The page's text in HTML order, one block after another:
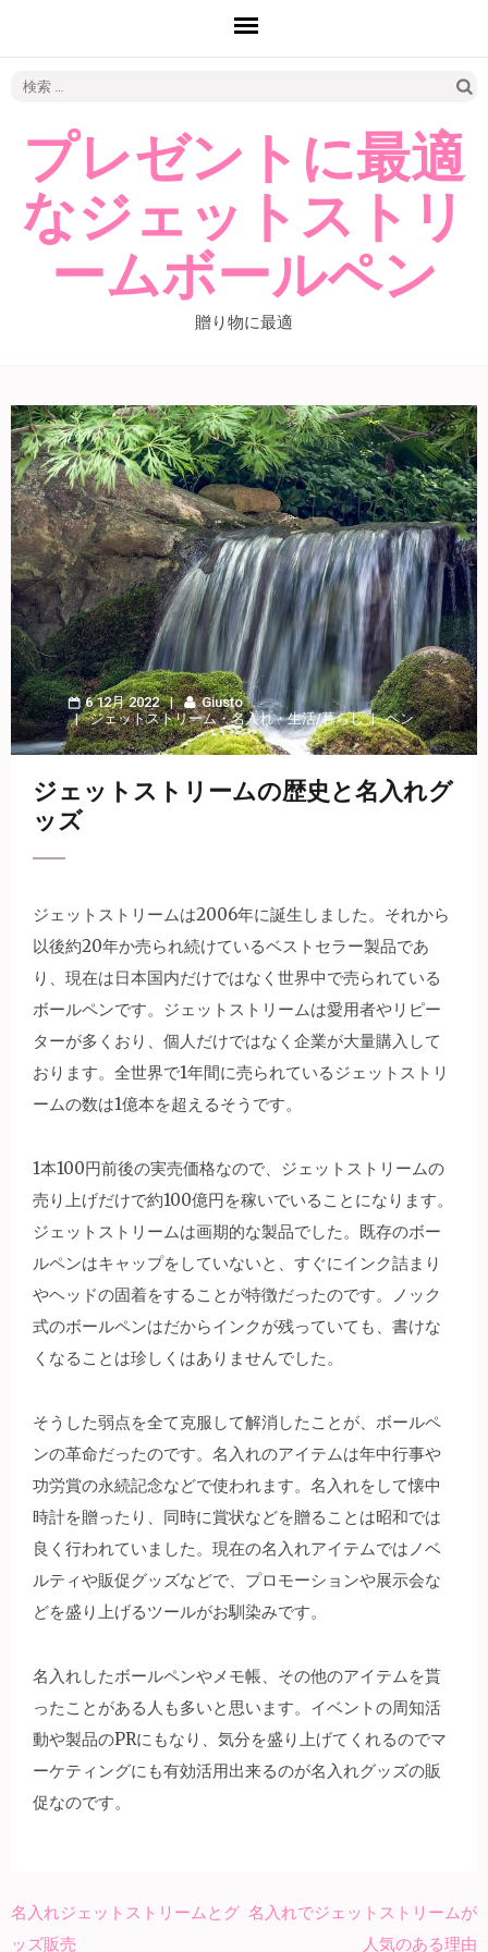
索:
プレゼントに最適
なジェットストリ
ームボールペン
贈り物に最適
6 12月 2022
Giusto
ジェットストリーム・名入れ・生活/暮らし ペン
ジェットストリームの歴史と名入れグ
ッズ
ジェットストリームは2006年に誕生しました。 それから
以後約20年か売られ続けているベストセラー製品であ
り、現在は日本国内だけではなく世界中で売られている
ボールペンです。ジェットストリームは愛用者やリピー
ターが多くおり、個人だけではなく企業が大量購入して
おります。全世界で1年間に売られているジェットストリ
ームの数は1億本を超えるそうです。
1本100円前後の実売価格なので、ジェットストリームの
売り上げだけで約100億円を稼いでいることになります。
ジェットストリームは画期的な製品でした。既存のボー
ルペンはキャップをしていないと、すぐにインク詰まり
やヘッドの固着をすることが特徴だったのです。ノック
式のボールペンはだからインクが残っていても、書けな
くなることは珍しくはありませんでした。
そうした弱点を全て克服して解消したことが、ボールペ
ンの革命だったのです。名入れのアイテムは年中行事や
功労賞の永続記念などで使われます。名入れをして懐中
時計を贈ったり、同時に賞状などを贈ることは昭和では
良く行われていました。現在の名入れアイテムではノベ
ルティや販促グッズなどで、プロモーションや展示会な
どを盛り上げるツールがお馴染みです。
名入れしたボールペンやメモ帳、その他のアイテムを貰
ったことがある人も多いと思います。イベントの周知活
動や製品のPRにもなり、気分を盛り上げてくれるのでマ
ーケティングにも有効活用出来るのが名入れグッズの販
促なのです。
投
名入れジェットストリームとグ
ッズ販売
名入れでジェットストリームが
人気のある理由